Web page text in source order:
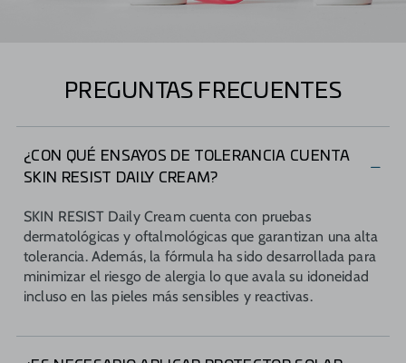
PREGUNTAS FRECUENTES
¿CON QUÉ ENSAYOS DE TOLERANCIA CUENTA
SKIN RESIST DAILY CREAM?​
SKIN RESIST Daily Cream cuenta con pruebas
dermatológicas y oftalmológicas que garantizan una alta
tolerancia. Además, la fórmula ha sido desarrollada para
minimizar el riesgo de alergia lo que avala su idoneidad
incluso en las pieles más sensibles y reactivas.